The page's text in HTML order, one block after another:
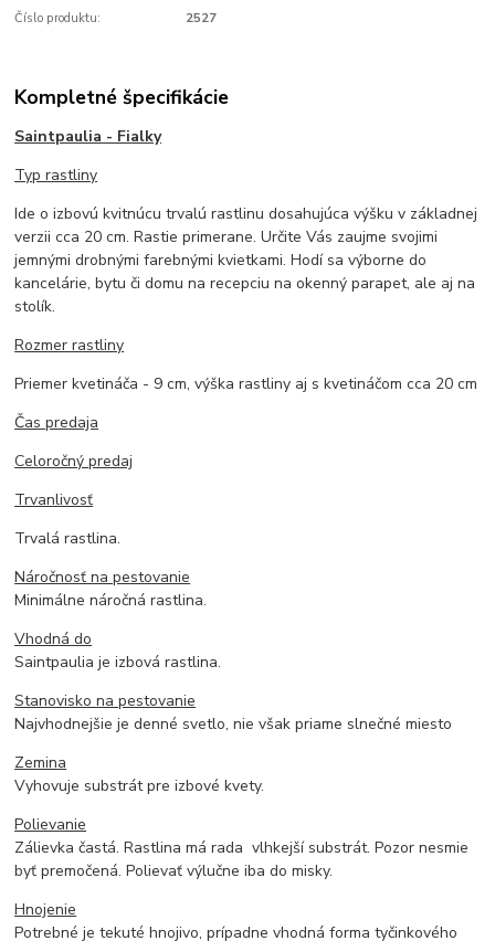
Číslo produktu: 2527
Kompletné špecifikácie
Saintpaulia - Fialky
Typ rastliny
Ide o izbovú kvitnúcu trvalú rastlinu dosahujúca výšku v základnej
verzii cca 20 cm. Rastie primerane. Určite Vás zaujme svojimi
jemnými drobnými farebnými kvietkami. Hodí sa výborne do
kancelárie, bytu či domu na recepciu na okenný parapet, ale aj na
stolík.
Rozmer rastliny
Priemer kvetináča - 9 cm, výška rastliny aj s kvetináčom cca 20 cm
Čas predaja
Celoročný predaj
Trvanlivosť
Trvalá rastlina.
Náročnosť na pestovanie
Minimálne náročná rastlina.
Vhodná do
Saintpaulia je izbová rastlina.
Stanovisko na pestovanie
Najvhodnejšie je denné svetlo, nie však priame slnečné miesto
Zemina
Vyhovuje substrát pre izbové kvety.
Polievanie
Zálievka častá. Rastlina má rada vlhkejší substrát. Pozor nesmie
byť premočená. Polievať výlučne iba do misky.
Hnojenie
Potrebné je tekuté hnojivo, prípadne vhodná forma tyčinkového